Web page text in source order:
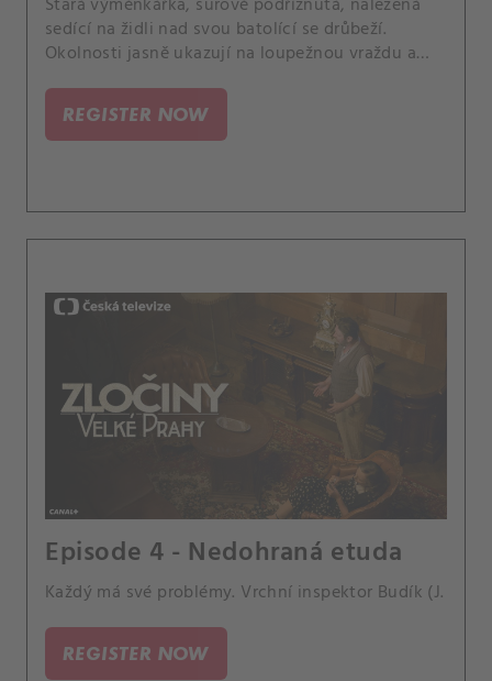
sedící na židli nad svou batolící se drůbeží.
Okolnosti jasně ukazují na loupežnou vraždu a
REGISTER NOW
Episode 4 - Nedohraná etuda
Každý má své problémy. Vrchní inspektor Budík (J.
REGISTER NOW